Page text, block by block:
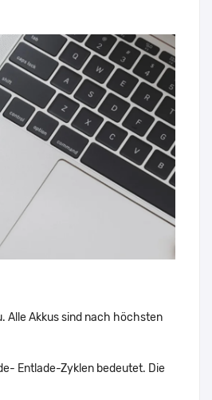
Alle Akkus sind nach höchsten
Entlade-Zyklen bedeutet. Die